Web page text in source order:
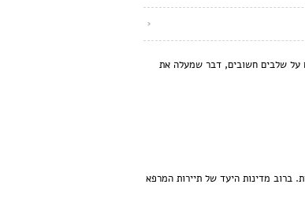
על שלבים חשובים, דבר שמעלה את
ברוב מדינות היעד של תיירות המרפא